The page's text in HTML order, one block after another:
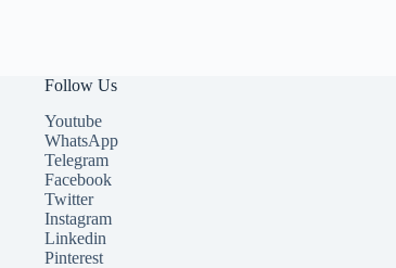
Follow Us
Youtube
WhatsApp
Telegram
Facebook
Twitter
Instagram
Linkedin
Pinterest